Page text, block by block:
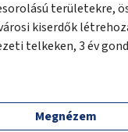
területekre,
kiserdők
telkeken, 3 év
Megnézem